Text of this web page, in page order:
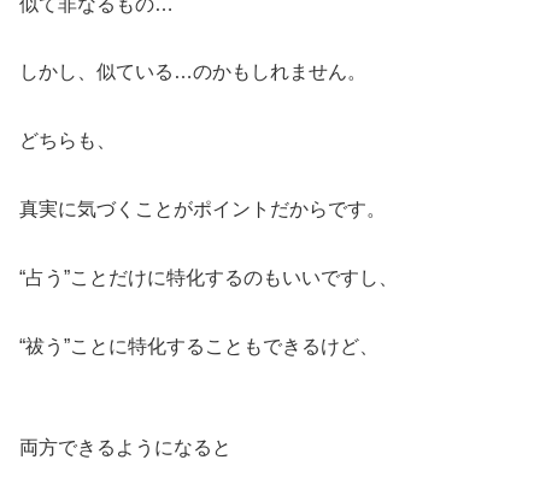
しかし、似ている…のかもしれません。
どちらも、
真実に気づくことがポイントだからです。
“占う”ことだけに特化するのもいいですし、
“祓う”ことに特化することもできるけど、
両方できるようになると